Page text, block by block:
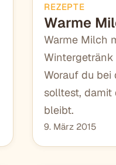
REZEPTE
Warme
Warme Milch
Worauf du bei
solltest, damit
bleibt.
9. März 2015